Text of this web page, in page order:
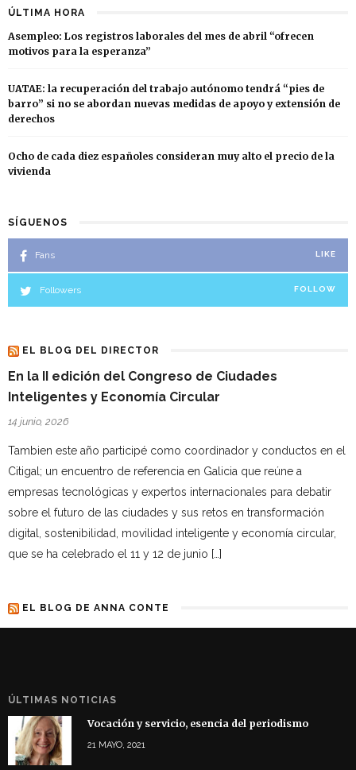
ÚLTIMA HORA
Asempleo: Los registros laborales del mes de abril “ofrecen
motivos para la esperanza”
UATAE: la recuperación del trabajo autónomo tendrá “pies de
barro” si no se abordan nuevas medidas de apoyo y extensión de
derechos
Ocho de cada diez españoles consideran muy alto el precio de la
vivienda
SÍGUENOS
Fans LIKE
Followers FOLLOW
EL BLOG DEL DIRECTOR
En la II edición del Congreso de Ciudades
Inteligentes y Economía Circular
14 junio, 2026
Tambien este año participé como coordinador y conductos en el
Citigal; un encuentro de referencia en Galicia que reúne a
empresas tecnológicas y expertos internacionales para debatir
sobre el futuro de las ciudades y sus retos en transformación
digital, sostenibilidad, movilidad inteligente y economía circular,
que se ha celebrado el 11 y 12 de junio […]
EL BLOG DE ANNA CONTE
ÚLTIMAS NOTICIAS
Vocación y servicio, esencia del periodismo
21 MAYO, 2021